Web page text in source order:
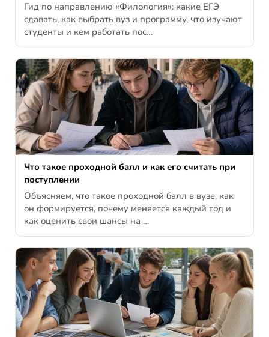
Гид по направлению «Филология»: какие ЕГЭ
сдавать, как выбрать вуз и программу, что изучают
студенты и кем работать пос…
Что такое проходной балл и как его считать при
поступлении
Объясняем, что такое проходной балл в вузе, как
он формируется, почему меняется каждый год и
как оценить свои шансы на …